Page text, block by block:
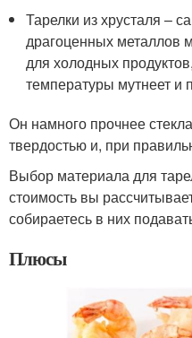
Тарелки из хрусталя –
драгоценных металлов
для холодных
температуры мутнеет и
Он намного прочнее
твердостью и, при
Выбор материала для
стоимость вы
собираетесь в них
Плюсы